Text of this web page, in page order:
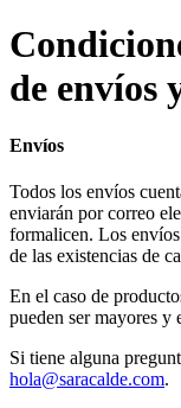
de envíos
Envíos
Todos los envíos
enviarán por correo
formalicen. Los
de las existencias de
En el caso de
pueden ser mayores y
Si tiene alguna
hola@saracalde.com.